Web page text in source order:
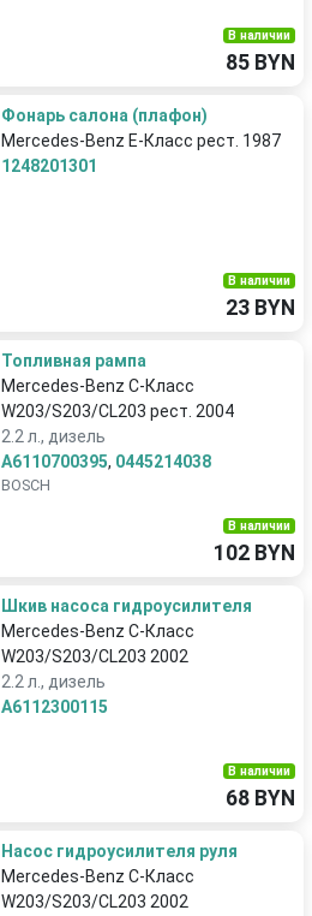
В наличии
85 BYN
Фонарь салона (плафон)
Mercedes-Benz E-Класс рест. 1987
1248201301
В наличии
23 BYN
Топливная рампа
Mercedes-Benz C-Класс
W203/S203/CL203 рест. 2004
2.2 л., дизель
A6110700395, 0445214038
BOSCH
В наличии
102 BYN
Шкив насоса гидроусилителя
Mercedes-Benz C-Класс
W203/S203/CL203 2002
2.2 л., дизель
A6112300115
В наличии
68 BYN
Насос гидроусилителя руля
Mercedes-Benz C-Класс
W203/S203/CL203 2002